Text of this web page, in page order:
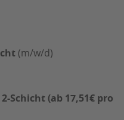
(m/w/d)
Schicht (ab 17,51€ pro